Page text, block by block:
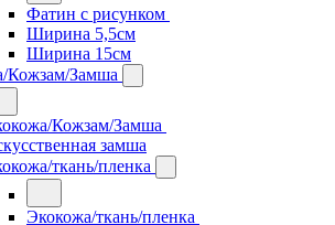
Фатин с рисунком
Ширина 5,5см
Ширина 15см
Кожзам/Замша
Кожзам/Замша
замша
ткань/пленка
Экокожа/ткань/пленка